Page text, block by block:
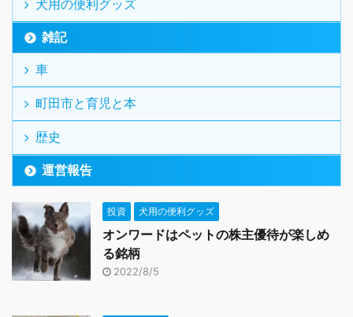
犬用の便利グッズ
雑記
車
町田市と育児と本
歴史
運営報告
投資 犬用の便利グッズ
オンワードはペットの株主優待が楽しめ
る銘柄
2022/8/5